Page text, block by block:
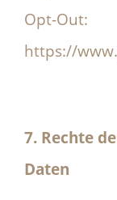
Opt-Out:
https://
7. Rechte
Daten